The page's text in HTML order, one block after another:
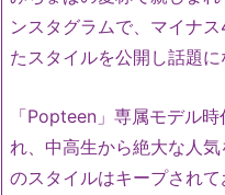
ンスタグラムで、マイナ
たスタイルを公開し話題に
「Popteen」専属モデル
れ、中高生から絶大な人
のスタイルはキープされ